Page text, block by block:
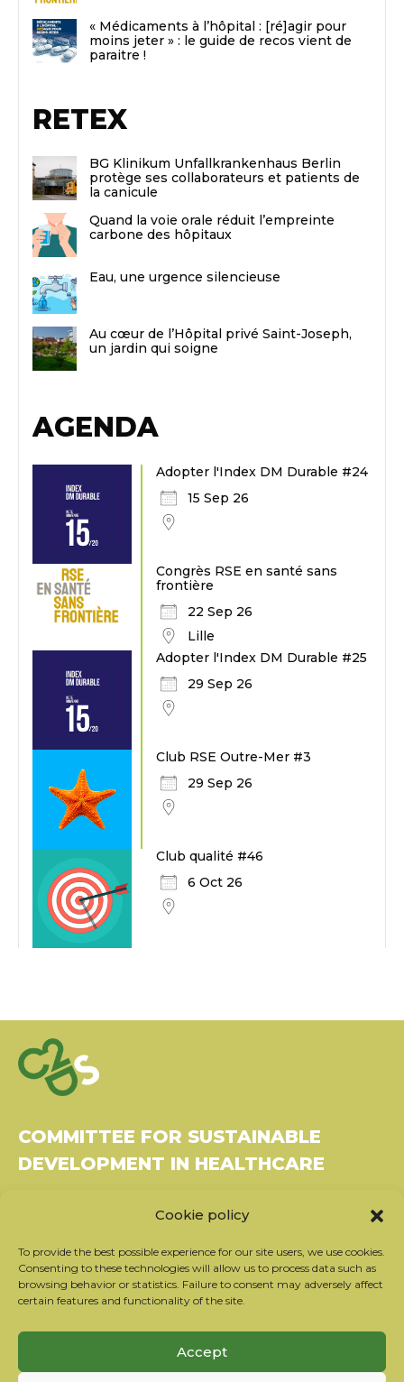
Cookie policy
To provide the best possible experience for our site users, we use cookies.
Consenting to these technologies will allow us to process data such as
browsing behavior or statistics. Failure to consent may adversely affect
certain features and functionality of the site.
Accept
« Médicaments à l’hôpital : [ré]agir pour
moins jeter » : le guide de recos vient de
paraitre !
RETEX
BG Klinikum Unfallkrankenhaus Berlin
protège ses collaborateurs et patients de
la canicule
Quand la voie orale réduit l’empreinte
carbone des hôpitaux
Eau, une urgence silencieuse
Au cœur de l’Hôpital privé Saint-Joseph,
un jardin qui soigne
AGENDA
Adopter l'Index DM Durable #24
15 Sep 26
Congrès RSE en santé sans
frontière
22 Sep 26
Lille
Adopter l'Index DM Durable #25
29 Sep 26
Club RSE Outre-Mer #3
29 Sep 26
Club qualité #46
6 Oct 26
COMMITTEE FOR SUSTAINABLE
DEVELOPMENT IN HEALTHCARE
37270 Montlouis-sur-Loire
Tel: 06 26 49 36 81 - contact@c2ds.eu
Twitter
LinkedIn
Youtube
Subscribe to our newsletter
Our partners